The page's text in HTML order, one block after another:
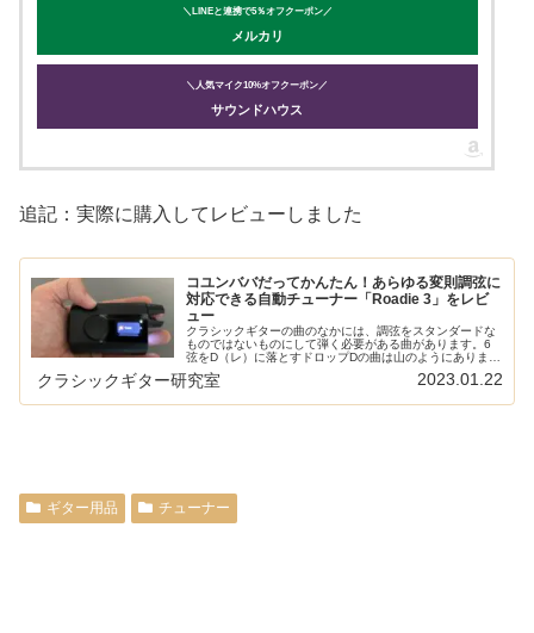
＼LINEと連携で5％オフクーポン／
メルカリ
＼人気マイク10%オフクーポン／
サウンドハウス
追記：実際に購入してレビューしました
コユンババだってかんたん！あらゆる変則調弦に
対応できる自動チューナー「Roadie 3」をレビ
ュー
クラシックギターの曲のなかには、調弦をスタンダードな
ものではないものにして弾く必要がある曲があります。6
弦をD（レ）に落とすドロップDの曲は山のようにあります
し、ドメニコーニのコユンババに至っては1弦以外すべて
調弦が変わります。そのような変...
クラシックギター研究室 2023.01.22
ギター用品 チューナー